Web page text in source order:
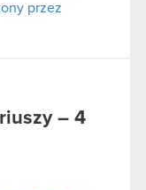
przez
– 4